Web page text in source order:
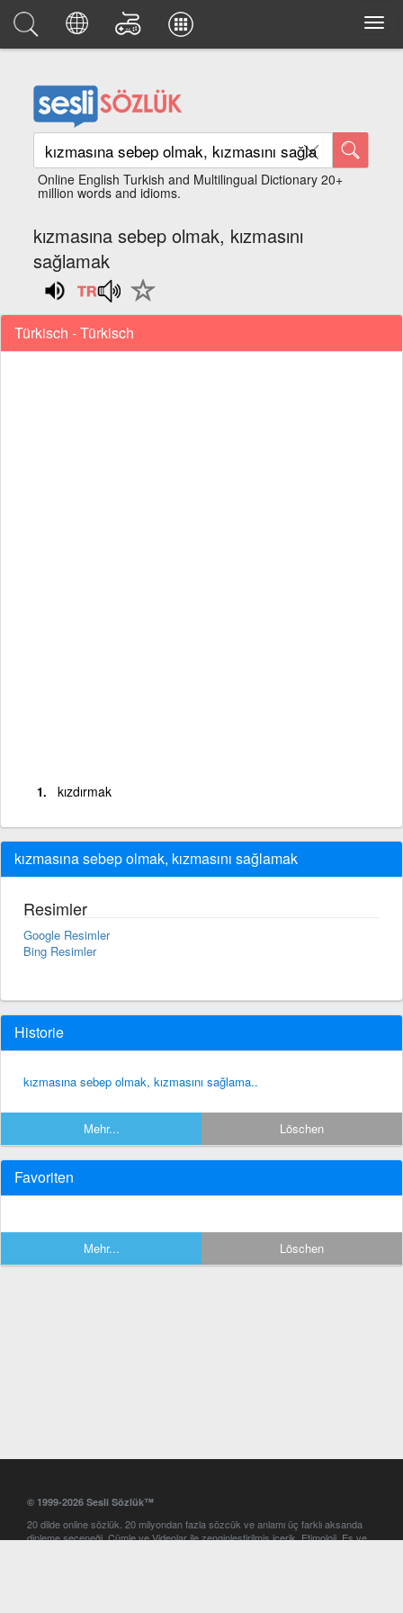
Online English Turkish and Multilingual Dictionary 20+
million words and idioms.
kızmasına sebep olmak, kızmasını
sağlamak
Türkisch - Türkisch
kızdırmak
kızmasına sebep olmak, kızmasını sağlamak
Resimler
Google Resimler
Bing Resimler
Historie
kızmasına sebep olmak, kızmasını sağlama..
Mehr... Löschen
Favoriten
Mehr... Löschen
© 1999-2026 Sesli Sözlük™
20 dilde online sözlük. 20 milyondan fazla sözcük ve anlamı üç farklı aksanda
dinleme seçeneği. Cümle ve Videolar ile zenginleştirilmiş içerik. Etimoloji, Eş ve